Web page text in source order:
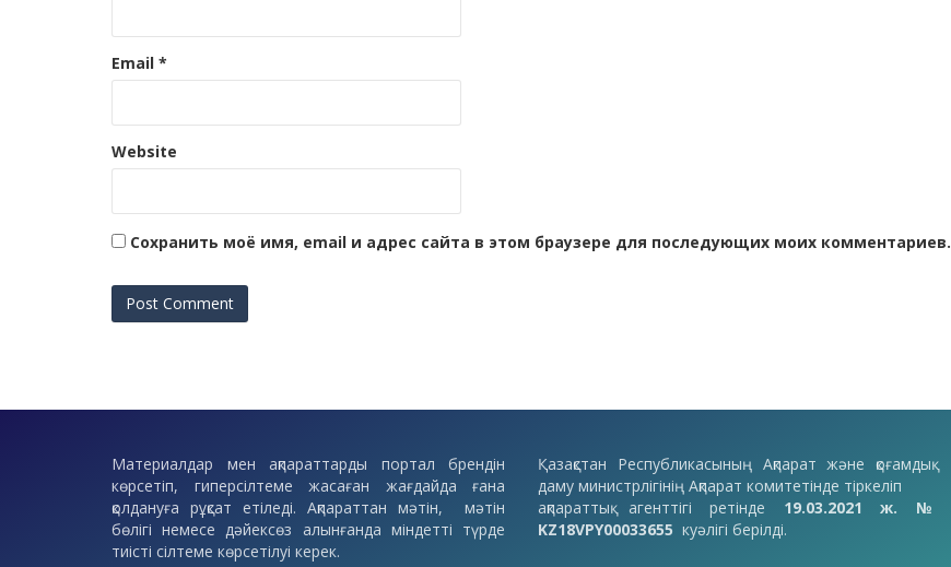
Email *
Website
Сохранить моё имя, email и адрес сайта в этом браузере для последующих моих комментариев.
Материалдар мен ақпараттарды портал брендін
көрсетіп, гиперсілтеме жасаған жағдайда ғана
қолдануға рұқсат етіледі. Ақпараттан мәтін, мәтін
бөлігі немесе дәйексөз алынғанда міндетті түрде
тиісті сілтеме көрсетілуі керек.
Қазақстан Республикасының Ақпарат және қоғамдық
даму министрлігінің Ақпарат комитетінде тіркеліп
ақпараттық агенттігі ретінде 19.03.2021 ж. №
KZ18VPY00033655 куәлігі берілді.